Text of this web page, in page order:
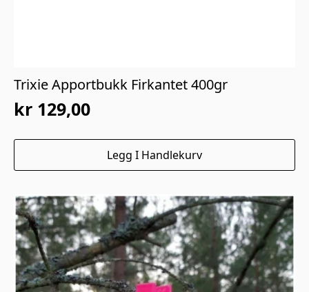
Trixie Apportbukk Firkantet 400gr
kr 129,00
Legg I Handlekurv